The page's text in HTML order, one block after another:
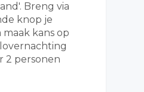
Breng via
knop je
kans op
2 personen